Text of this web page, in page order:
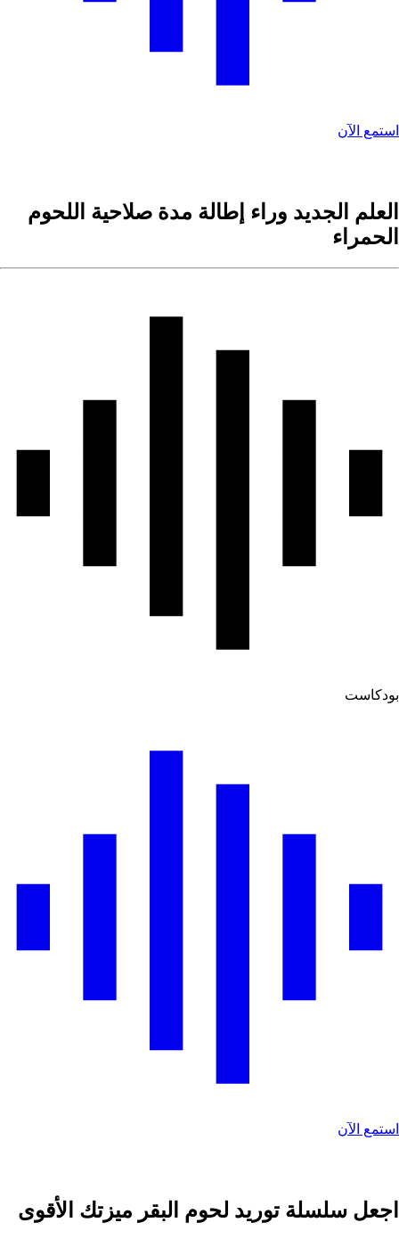
استمع الآن
العلم الجديد وراء إطالة مدة صلاحية اللحوم
الحمراء
بودكاست
استمع الآن
اجعل سلسلة توريد لحوم البقر ميزتك الأقوى